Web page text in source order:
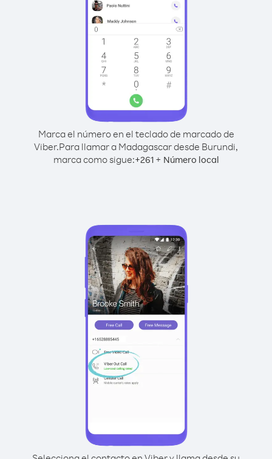
Marca el número en el teclado de marcado de
Viber.Para llamar a Madagascar desde Burundi,
marca como sigue:+261+ Número local